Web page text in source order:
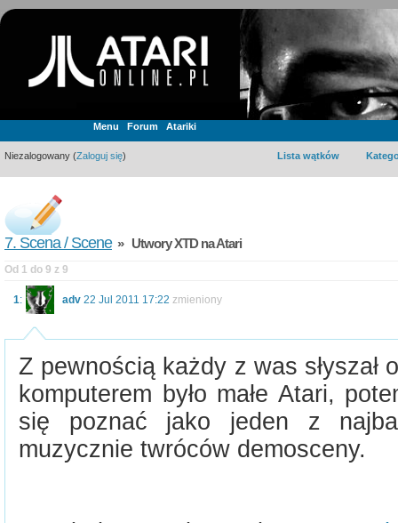
Menu Forum Atariki
Niezalogowany (Zaloguj się) Lista wątków
7. Scena / Scene» Utwory XTD na Atari
Od 1 do 9 z 9
1: adv 22 Jul 2011 17:22 zmieniony
Z pewnością każdy z was słyszał
komputerem było małe Atari,
się poznać jako jeden z
muzycznie twróców demosceny.